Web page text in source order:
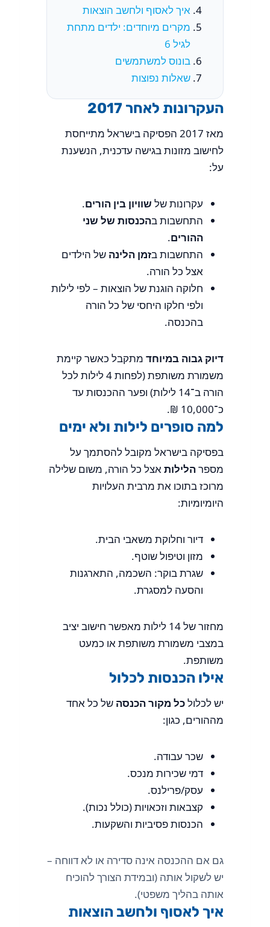
איך לאסוף ולחשב הוצאות
מקרים מיוחדים: ילדים מתחת
לגיל 6
בונוס למשתמשים
שאלות נפוצות
העקרונות לאחר 2017
מאז 2017 הפסיקה בישראל מתייחסת
לחישוב מזונות בגישה עדכנית, הנשענת
על:
עקרונות של שוויון בין הורים.
התחשבות בהכנסות של שני
ההורים.
התחשבות בזמן הלינה של הילדים
אצל כל הורה.
חלוקה הוגנת של הוצאות – לפי לילות
ולפי חלקו היחסי של כל הורה
בהכנסה.
דיוק גבוה במיוחדמתקבל כאשר קיימת
משמורת משותפת (לפחות 4 לילות לכל
הורה ב־14 לילות) ופער ההכנסות עד
כ־10,000 ₪.
למה סופרים לילות ולא ימים
בפסיקה בישראל מקובל להסתמך על
מספרהלילותאצל כל הורה, משום שלילה
מרוכז בתוכו את מרבית העלויות
היומיומיות:
דיור וחלוקת משאבי הבית.
מזון וטיפול שוטף.
שגרת בוקר: השכמה, התארגנות
והסעה למסגרת.
מחזור של 14 לילות מאפשר חישוב יציב
במצבי משמורת משותפת או כמעט
משותפת.
אילו הכנסות לכלול
יש לכלולכל מקור הכנסה של כל אחד
מההורים, כגון:
שכר עבודה.
דמי שכירות מנכס.
עסק/פרילנס.
קצבאות וזכאויות (כולל נכות).
הכנסות פסיביות והשקעות.
גם אם ההכנסה אינה סדירה או לא דווחה –
יש לשקול אותה (ובמידת הצורך להוכיח
אותה בהליך משפטי).
איך לאסוף ולחשב הוצאות